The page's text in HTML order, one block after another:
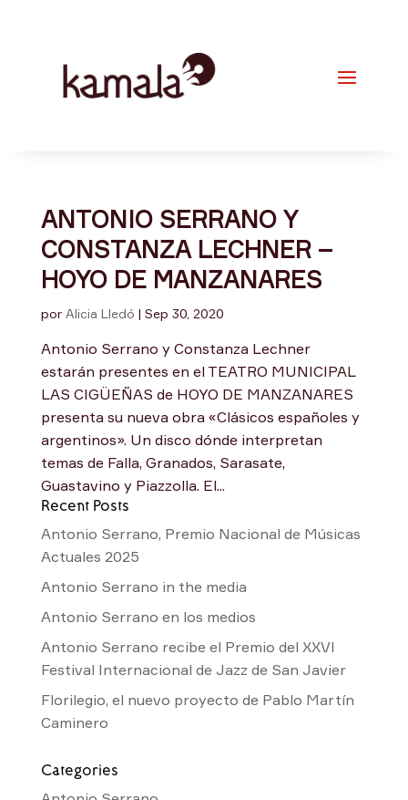
ANTONIO SERRANO Y
CONSTANZA LECHNER –
HOYO DE MANZANARES
por Alicia Lledó | Sep 30, 2020
Antonio Serrano y Constanza Lechner
estarán presentes en el TEATRO MUNICIPAL
LAS CIGÜEÑAS de HOYO DE MANZANARES
presenta su nueva obra «Clásicos españoles y
argentinos». Un disco dónde interpretan
temas de Falla, Granados, Sarasate,
Guastavino y Piazzolla. El...
Recent Posts
Antonio Serrano, Premio Nacional de Músicas
Actuales 2025
Antonio Serrano in the media
Antonio Serrano en los medios
Antonio Serrano recibe el Premio del XXVI
Festival Internacional de Jazz de San Javier
Florilegio, el nuevo proyecto de Pablo Martín
Caminero
Categories